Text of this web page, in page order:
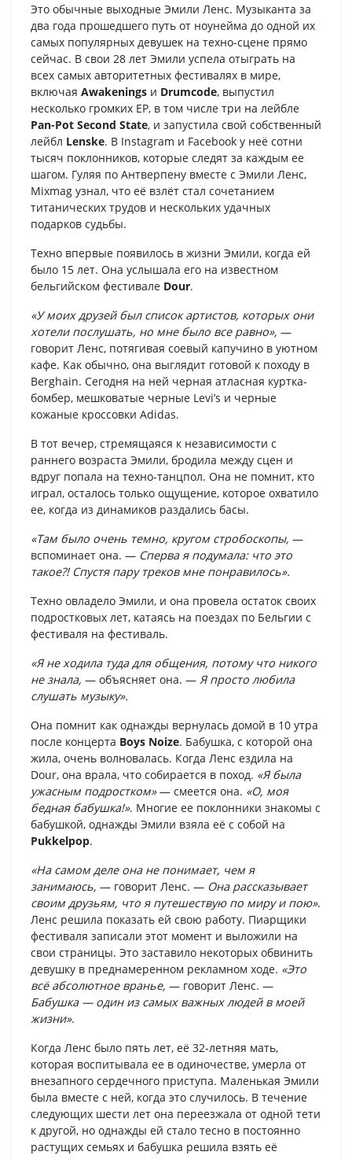
Это обычные выходные Эмили Ленс. Музыканта за
два года прошедшего путь от ноунейма до одной их
самых популярных девушек на техно-сцене прямо
сейчас. В свои 28 лет Эмили успела отыграть на
всех самых авторитетных фестивалях в мире,
включая Awakenings и Drumcode, выпустил
несколько громких EP, в том числе три на лейбле
Pan-Pot Second State, и запустила свой собственный
лейбл Lenske. В Instagram и Facebook у неё сотни
тысяч поклонников, которые следят за каждым ее
шагом. Гуляя по Антверпену вместе с Эмили Ленс,
Mixmag узнал, что её взлёт стал сочетанием
титанических трудов и нескольких удачных
подарков судьбы.
Техно впервые появилось в жизни Эмили, когда ей
было 15 лет. Она услышала его на известном
бельгийском фестивале Dour.
«У моих друзей был список артистов, которых они
хотели послушать, но мне было все равно», —
говорит Ленс, потягивая соевый капучино в уютном
кафе. Как обычно, она выглядит готовой к походу в
Berghain. Сегодня на ней черная атласная куртка-
бомбер, мешковатые черные Levi’s и черные
кожаные кроссовки Adidas.
В тот вечер, стремящаяся к независимости с
раннего возраста Эмили, бродила между сцен и
вдруг попала на техно-танцпол. Она не помнит, кто
играл, осталось только ощущение, которое охватило
ее, когда из динамиков раздались басы.
«Там было очень темно, кругом стробоскопы, —
вспоминает она. — Сперва я подумала: что это
такое?! Спустя пару треков мне понравилось».
Техно овладело Эмили, и она провела остаток своих
подростковых лет, катаясь на поездах по Бельгии с
фестиваля на фестиваль.
«Я не ходила туда для общения, потому что никого
не знала, — объясняет она. — Я просто любила
слушать музыку».
Она помнит как однажды вернулась домой в 10 утра
после концерта Boys Noize. Бабушка, с которой она
жила, очень волновалась. Когда Ленс ездила на
Dour, она врала, что собирается в поход. «Я была
ужасным подростком»— смеется она. «О, моя
бедная бабушка!». Многие ее поклонники знакомы с
бабушкой, однажды Эмили взяла её с собой на
Pukkelpop.
«На самом деле она не понимает, чем я
занимаюсь, — говорит Ленс. — Она рассказывает
своим друзьям, что я путешествую по миру и пою».
Ленс решила показать ей свою работу. Пиарщики
фестиваля записали этот момент и выложили на
свои страницы. Это заставило некоторых обвинить
девушку в преднамеренном рекламном ходе. «Это
всё абсолютное вранье, — говорит Ленс. —
Бабушка — один из самых важных людей в моей
жизни».
Когда Ленс было пять лет, её 32-летняя мать,
которая воспитывала ее в одиночестве, умерла от
внезапного сердечного приступа. Маленькая Эмили
была вместе с ней, когда это случилось. В течение
следующих шести лет она переезжала от одной тети
к другой, но однажды ей стало тесно в постоянно
растущих семьях и бабушка решила взять её